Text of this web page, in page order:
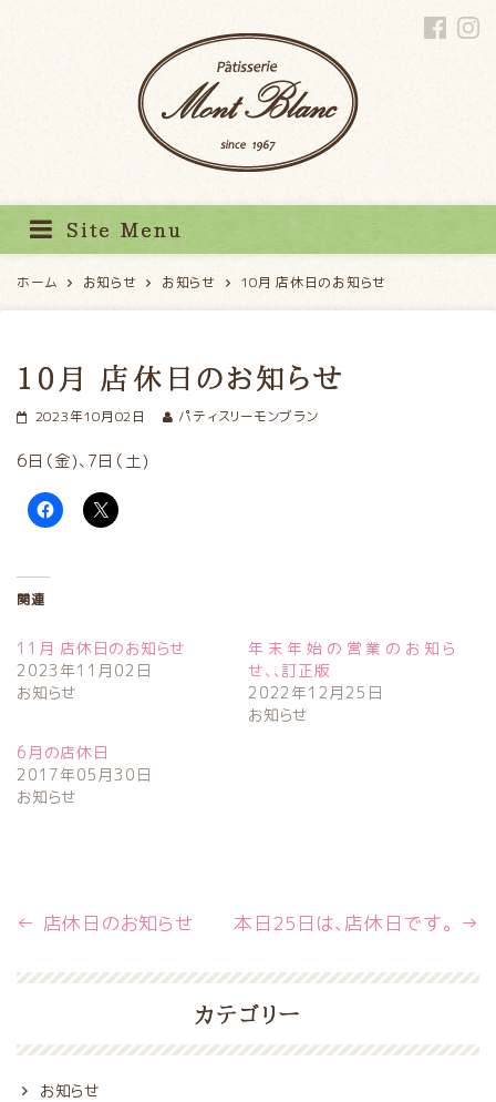
Site Menu
ホーム お知らせ お知らせ 10月 店休日のお知らせ
10月 店休日のお知らせ
2023年10月02日 パティスリーモンブラン
6日（金)、7日（土)
関連
11月 店休日のお知らせ
2023年11月02日
お知らせ
年末年始の営業のお知ら
せ、、訂正版
2022年12月25日
お知らせ
6月の店休日
2017年05月30日
お知らせ
← 店休日のお知らせ 本日25日は、店休日です。 →
カテゴリー
お知らせ